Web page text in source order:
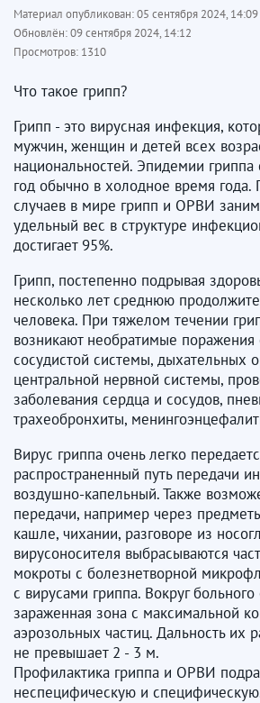
Материал опубликован:05 сентября 2024, 14:09
Обновлён:09 сентября 2024, 14:12
Просмотров: 1310
Что такое грипп?
Грипп - это вирусная инфекция,
мужчин, женщин и детей всех
национальностей. Эпидемии
год обычно в холодное время года.
случаев в мире грипп и ОРВИ
удельный вес в структуре
достигает 95%.
Грипп, постепенно подрывая
несколько лет среднюю
человека. При тяжелом течении
возникают необратимые поражения
сосудистой системы, дыхательных
центральной нервной системы,
заболевания сердца и сосудов,
трахеобронхиты,
Вирус гриппа очень легко
распространенный путь передачи
воздушно-капельный. Также
передачи, например через
кашле, чихании, разговоре из
вирусоносителя выбрасываются
мокроты с болезнетворной
с вирусами гриппа. Вокруг больного
зараженная зона с максимальной
аэрозольных частиц. Дальность их
не превышает 2 - 3 м.
Профилактика гриппа и ОРВИ
неспецифическую и